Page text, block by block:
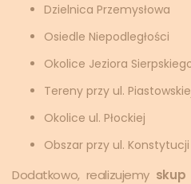
Dzielnica Przemysłowa
Osiedle Niepodległości
Okolice Jeziora
Tereny przy ul.
Okolice ul. Płockiej
Obszar przy ul.
Dodatkowo, realizujemy skup